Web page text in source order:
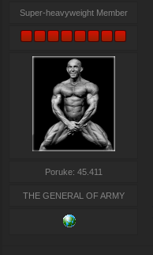
Super-heavyweight Member
Poruke: 45.411
THE GENERAL OF ARMY